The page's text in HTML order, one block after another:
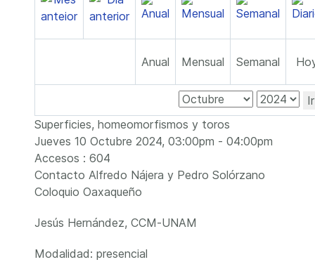
Anual Mensual Semanal
Superficies, homeomorfismos y toros
Jueves 10 Octubre 2024, 03:00pm - 04:00pm
Accesos : 604
Contacto Alfredo Nájera y Pedro Solórzano
Coloquio Oaxaqueño
Jesús Hernández, CCM-UNAM
Modalidad: presencial